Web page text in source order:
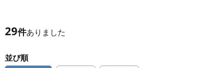
29件ありました
並び順